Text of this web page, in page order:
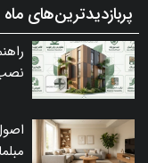
پربازدیدترین‌های ماه
نصب